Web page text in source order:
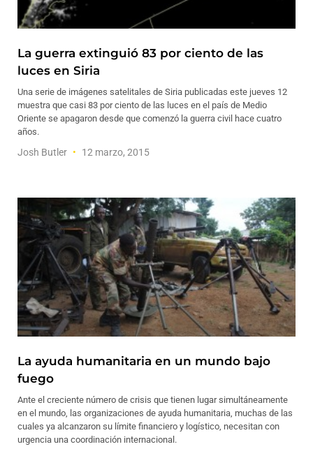
La guerra extinguió 83 por ciento de las
luces en Siria
Una serie de imágenes satelitales de Siria publicadas este jueves 12
muestra que casi 83 por ciento de las luces en el país de Medio
Oriente se apagaron desde que comenzó la guerra civil hace cuatro
años.
Josh Butler 12 marzo, 2015
La ayuda humanitaria en un mundo bajo
fuego
Ante el creciente número de crisis que tienen lugar simultáneamente
en el mundo, las organizaciones de ayuda humanitaria, muchas de las
cuales ya alcanzaron su límite financiero y logístico, necesitan con
urgencia una coordinación internacional.